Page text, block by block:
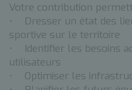
Votre contribution
• Dresser un état des
sportive sur le territoire
• Identifier les besoins
utilisateurs
• Optimiser les